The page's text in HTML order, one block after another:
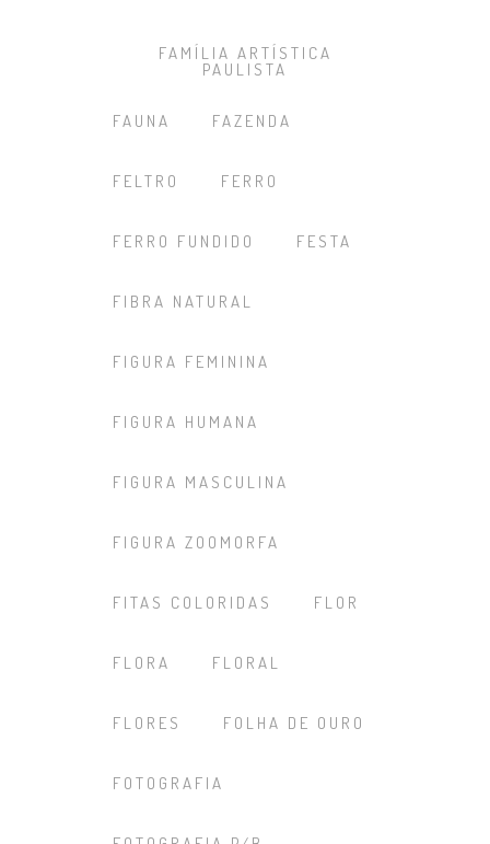
FAMÍLIA ARTÍSTICA
PAULISTA
FAUNA FAZENDA
FELTRO FERRO
FERRO FUNDIDO FESTA
FIBRA NATURAL
FIGURA FEMININA
FIGURA HUMANA
FIGURA MASCULINA
FIGURA ZOOMORFA
FITAS COLORIDAS FLOR
FLORA FLORAL
FLORES FOLHA DE OURO
FOTOGRAFIA